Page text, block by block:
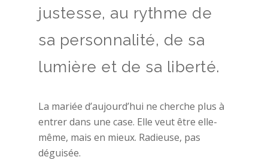
justesse, au rythme de
sa personnalité, de sa
lumière et de sa liberté.
La mariée d’aujourd’hui ne cherche plus à
entrer dans une case. Elle veut être elle-
même, mais en mieux. Radieuse, pas
déguisée.